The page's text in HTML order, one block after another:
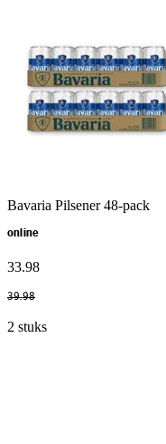
Bavaria Pilsener 48-pack
online
33.98
39.98
2 stuks